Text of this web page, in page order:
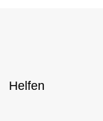
Helfen